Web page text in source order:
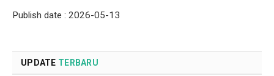
Publish date : 2026-05-13
UPDATE TERBARU